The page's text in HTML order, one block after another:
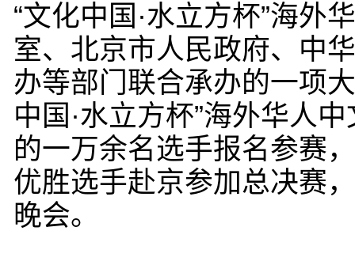
“文化中国·水立方杯”海外
室、北京市人民政府、中
办等部门联合承办的一项
中国·水立方杯”海外华人
的一万余名选手报名参赛
优胜选手赴京参加总决赛
晚会。